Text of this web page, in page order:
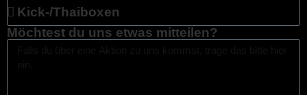
Möchtest du uns etwas mitteilen?